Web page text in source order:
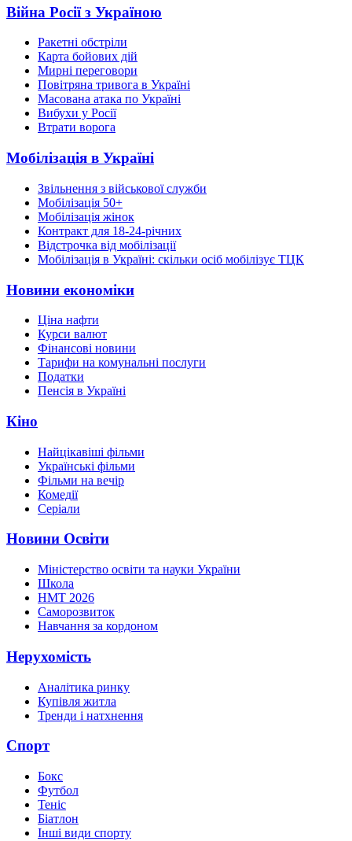
Війна Росії з Україною
Ракетні обстріли
Карта бойових дій
Мирні переговори
Повітряна тривога в Україні
Масована атака по Україні
Вибухи у Росії
Втрати ворога
Мобілізація в Україні
Звільнення з військової служби
Мобілізація 50+
Мобілізація жінок
Контракт для 18-24-річних
Відстрочка від мобілізації
Мобілізація в Україні: скільки осіб мобілізує ТЦК
Новини економіки
Ціна нафти
Курси валют
Фінансові новини
Тарифи на комунальні послуги
Податки
Пенсія в Україні
Кіно
Найцікавіші фільми
Українські фільми
Фільми на вечір
Комедії
Серіали
Новини Освіти
Міністерство освіти та науки України
Школа
НМТ 2026
Саморозвиток
Навчання за кордоном
Нерухомість
Аналітика ринку
Купівля житла
Тренди і натхнення
Спорт
Бокс
Футбол
Теніс
Біатлон
Інші види спорту